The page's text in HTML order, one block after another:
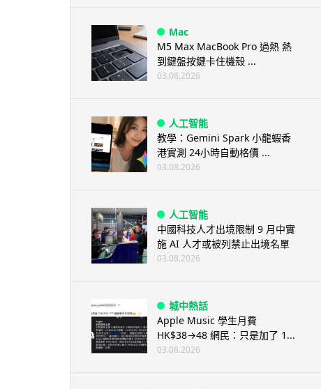
Mac
M5 Max MacBook Pro 過熱 熱
到鍵盤按鍵卡住機殼 ...
03.08.2026
人工智能
教學：Gemini Spark 小龍蝦香
港實測 24小時自動格價 ...
03.08.2026
人工智能
中國科技人才出境限制 9 月中實
施 AI 人才或被列禁止出境名單
03.08.2026
城中熱話
Apple Music 學生月費
HK$38→48 網民：只是加了 1...
03.08.2026